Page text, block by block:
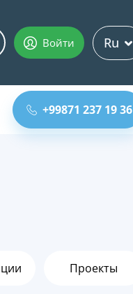
Войти Ru
+99871 237 19 36
Проекты